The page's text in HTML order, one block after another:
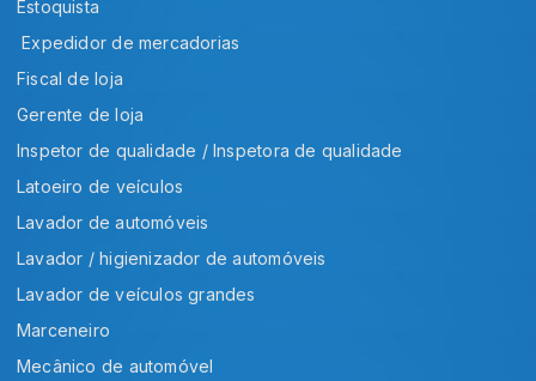
Estoquista
Expedidor de mercadorias
Fiscal de loja
Gerente de loja
Inspetor de qualidade / Inspetora de qualidade
Latoeiro de veículos
Lavador de automóveis
Lavador / higienizador de automóveis
Lavador de veículos grandes
Marceneiro
Mecânico de automóvel